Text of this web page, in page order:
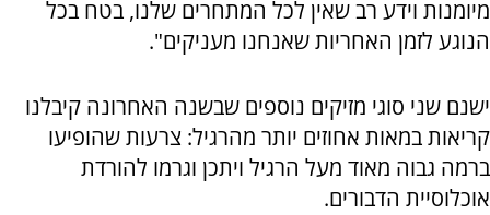
מיומנות וידע רב שאין לכל המתחרים שלנו, בטח בכל
הנוגע לזמן האחריות שאנחנו מעניקים".
ישנם שני סוגי מזיקים נוספים שבשנה האחרונה קיבלנו
קריאות במאות אחוזים יותר מהרגיל: צרעות שהופיעו
ברמה גבוה מאוד מעל הרגיל ויתכן וגרמו להורדת
אוכלוסיית הדבורים.